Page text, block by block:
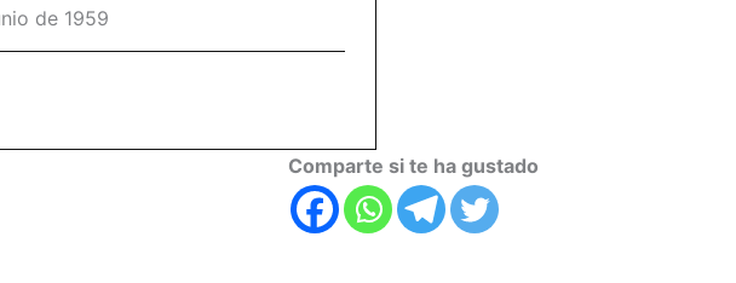
de 1959
Comparte si te ha gustado